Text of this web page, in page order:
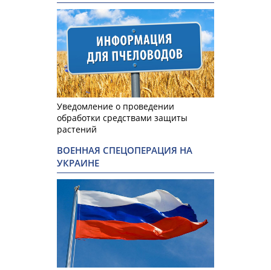
Уведомление о проведении
обработки средствами защиты
растений
ВОЕННАЯ СПЕЦОПЕРАЦИЯ НА
УКРАИНЕ